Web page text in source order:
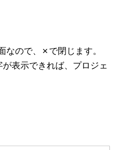
なので、✗で閉じます。
表示できれば、プロジェ